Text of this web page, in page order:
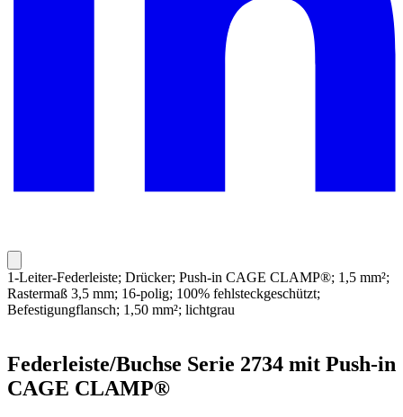
1-Leiter-Federleiste; Drücker; Push-in CAGE CLAMP®; 1,5 mm²;
Rastermaß 3,5 mm; 16-polig; 100% fehlsteckgeschützt;
Befestigungflansch; 1,50 mm²; lichtgrau
Federleiste/Buchse Serie 2734 mit Push-in
CAGE CLAMP®